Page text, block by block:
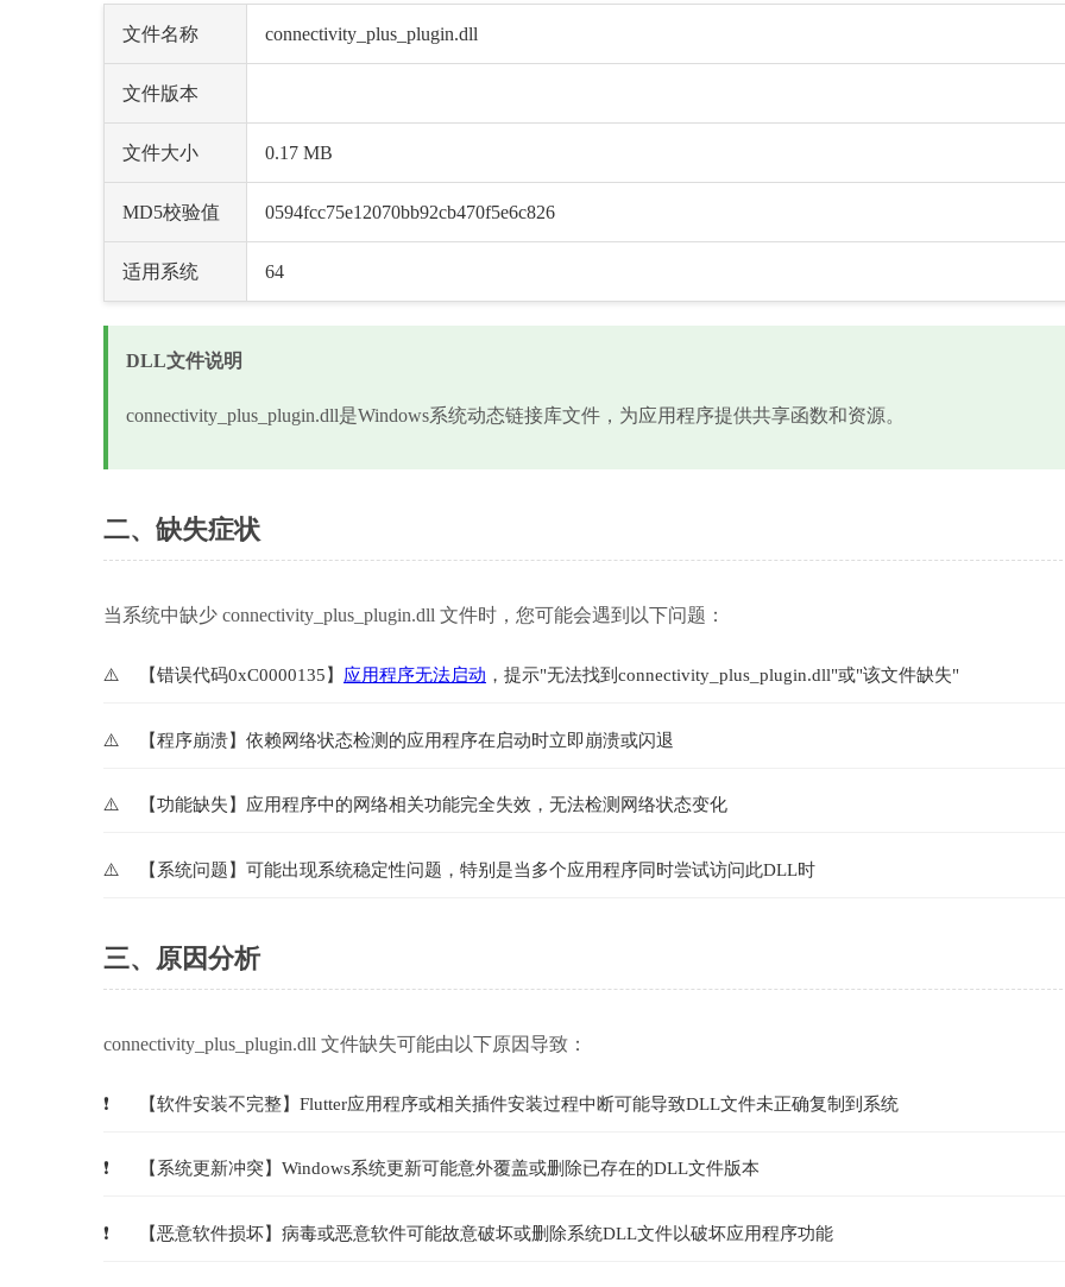
文件名称 connectivity_plus_plugin.dll
文件版本
文件大小 0.17 MB
MD5校验值 0594fcc75e12070bb92cb470f5e6c826
适用系统 64
DLL文件说明
connectivity_plus_plugin.dll是Windows系统动态链接库文件，为应用程序提供共享函数和资源。
二、缺失症状
当系统中缺少 connectivity_plus_plugin.dll 文件时，您可能会遇到以下问题：
【错误代码0xC0000135】 应用程序无法启动 ，提示"无法找到connectivity_plus_plugin.dll"或"该文件缺失"
【程序崩溃】依赖网络状态检测的应用程序在启动时立即崩溃或闪退
【功能缺失】应用程序中的网络相关功能完全失效，无法检测网络状态变化
【系统问题】可能出现系统稳定性问题，特别是当多个应用程序同时尝试访问此DLL时
三、原因分析
connectivity_plus_plugin.dll 文件缺失可能由以下原因导致：
【软件安装不完整】Flutter应用程序或相关插件安装过程中断可能导致DLL文件未正确复制到系统
【系统更新冲突】Windows系统更新可能意外覆盖或删除已存在的DLL文件版本
【恶意软件损坏】病毒或恶意软件可能故意破坏或删除系统DLL文件以破坏应用程序功能